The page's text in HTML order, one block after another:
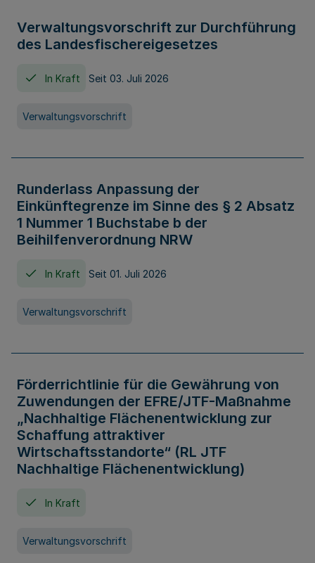
Verwaltungsvorschrift zur Durchführung
des Landesfischereigesetzes
In Kraft Seit 03. Juli 2026
Verwaltungsvorschrift
Runderlass Anpassung der
Einkünftegrenze im Sinne des § 2 Absatz
1 Nummer 1 Buchstabe b der
Beihilfenverordnung NRW
In Kraft Seit 01. Juli 2026
Verwaltungsvorschrift
Förderrichtlinie für die Gewährung von
Zuwendungen der EFRE/JTF-Maßnahme
„Nachhaltige Flächenentwicklung zur
Schaffung attraktiver
Wirtschaftsstandorte“ (RL JTF
Nachhaltige Flächenentwicklung)
In Kraft
Verwaltungsvorschrift